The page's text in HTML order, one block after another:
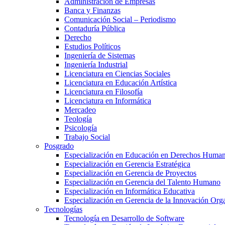
Banca y Finanzas
Comunicación Social – Periodismo
Contaduría Pública
Derecho
Estudios Políticos
Ingeniería de Sistemas
Ingeniería Industrial
Licenciatura en Ciencias Sociales
Licenciatura en Educación Artística
Licenciatura en Filosofía
Licenciatura en Informática
Mercadeo
Teología
Psicología
Trabajo Social
Posgrado
Especialización en Educación en Derechos
Especialización en Gerencia Estratégica
Especialización en Gerencia de Proyectos
Especialización en Gerencia del Talento Humano
Especialización en Informática Educativa
Especialización en Gerencia de la Innovación
Tecnologías
Tecnología en Desarrollo de Software